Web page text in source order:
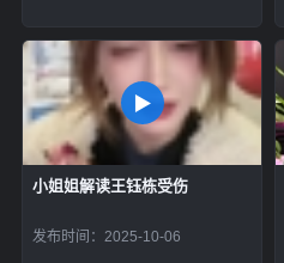
小姐姐解读王钰栋受伤
发布时间：2025-10-06